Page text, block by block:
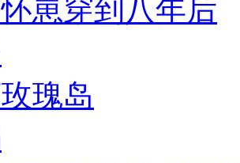
崽穿到八年后
瑰岛